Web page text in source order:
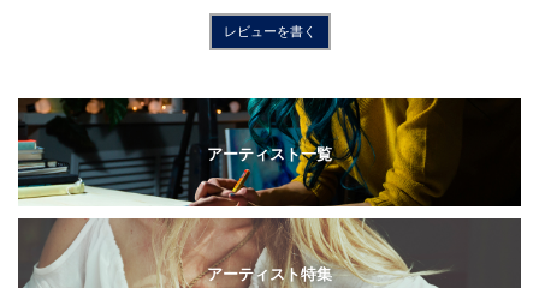
レビューを書く
アーティスト一覧
アーティスト特集